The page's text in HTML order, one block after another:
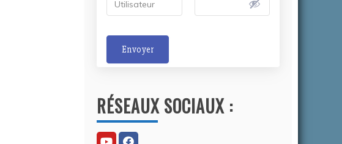
Envoyer
t
e
r
RÉSEAUX SOCIAUX :